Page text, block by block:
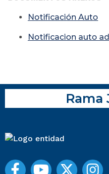
Notificación Auto
Notificacion auto
Rama